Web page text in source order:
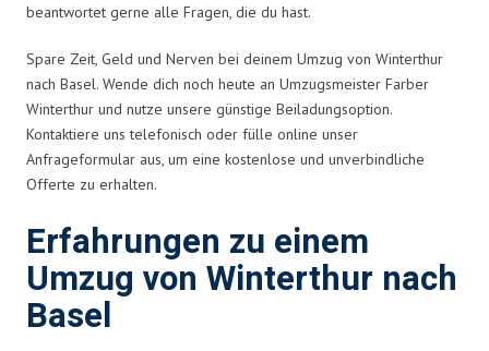
beantwortet gerne alle Fragen, die du hast.
Spare Zeit, Geld und Nerven bei deinem Umzug von Winterthur
nach Basel. Wende dich noch heute an Umzugsmeister Farber
Winterthur und nutze unsere günstige Beiladungsoption.
Kontaktiere uns telefonisch oder fülle online unser
Anfrageformular aus, um eine kostenlose und unverbindliche
Offerte zu erhalten.
Erfahrungen zu einem
Umzug von Winterthur nach
Basel